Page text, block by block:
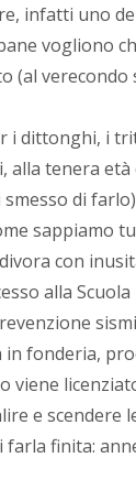
infatti uno
vogliono
(al
i dittonghi, i
alla tenera
di
sappiamo
con
alla
fonderia,
e scendere
farla finita: